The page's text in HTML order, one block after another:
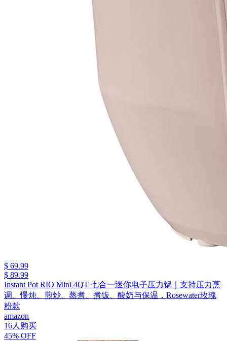
$ 69.99
$ 89.99
Instant Pot RIO Mini 4QT 七合一迷你电子压力锅｜支持压力烹
调、慢炖、煎炒、蒸煮、煮饭、酸奶与保温，Rosewater玫瑰
粉款
amazon
16人购买
45% OFF